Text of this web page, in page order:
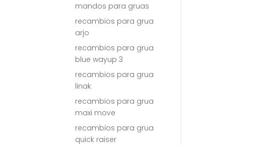
mandos para gruas
recambios para grua
arjo
recambios para grua
blue wayup 3
recambios para grua
linak
recambios para grua
maxi move
recambios para grua
quick raiser